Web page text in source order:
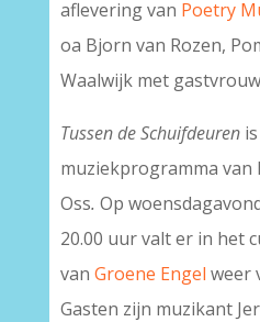
aflevering van Poetry
oa Bjorn van Rozen,
Waalwijk met
Tussen de Schuifdeurenis
muziekprogramma van
Oss. Op
20.00 uur valt er in het
van Groene Engel weer
Gasten zijn muzikant